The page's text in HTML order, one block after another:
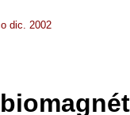
dic. 2002